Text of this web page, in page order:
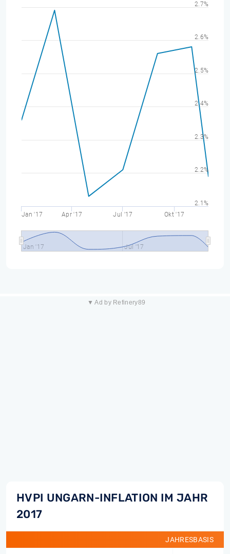
Jan '17 Apr '17 Jul '17 Okt '17
Jan '17 Jul '17
2.1%
2.2%
2.3%
2.4%
2.5%
2.6%
2.7%
▼ Ad by Refinery89
HVPI UNGARN-INFLATION IM JAHR
2017
JAHRESBASIS